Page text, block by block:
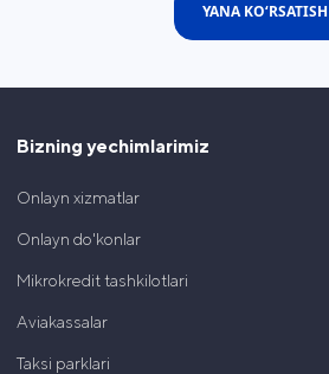
YANA KO‘RSATISH
Bizning yechimlarimiz
Onlayn xizmatlar
Onlayn do'konlar
Mikrokredit tashkilotlari
Aviakassalar
Taksi parklari